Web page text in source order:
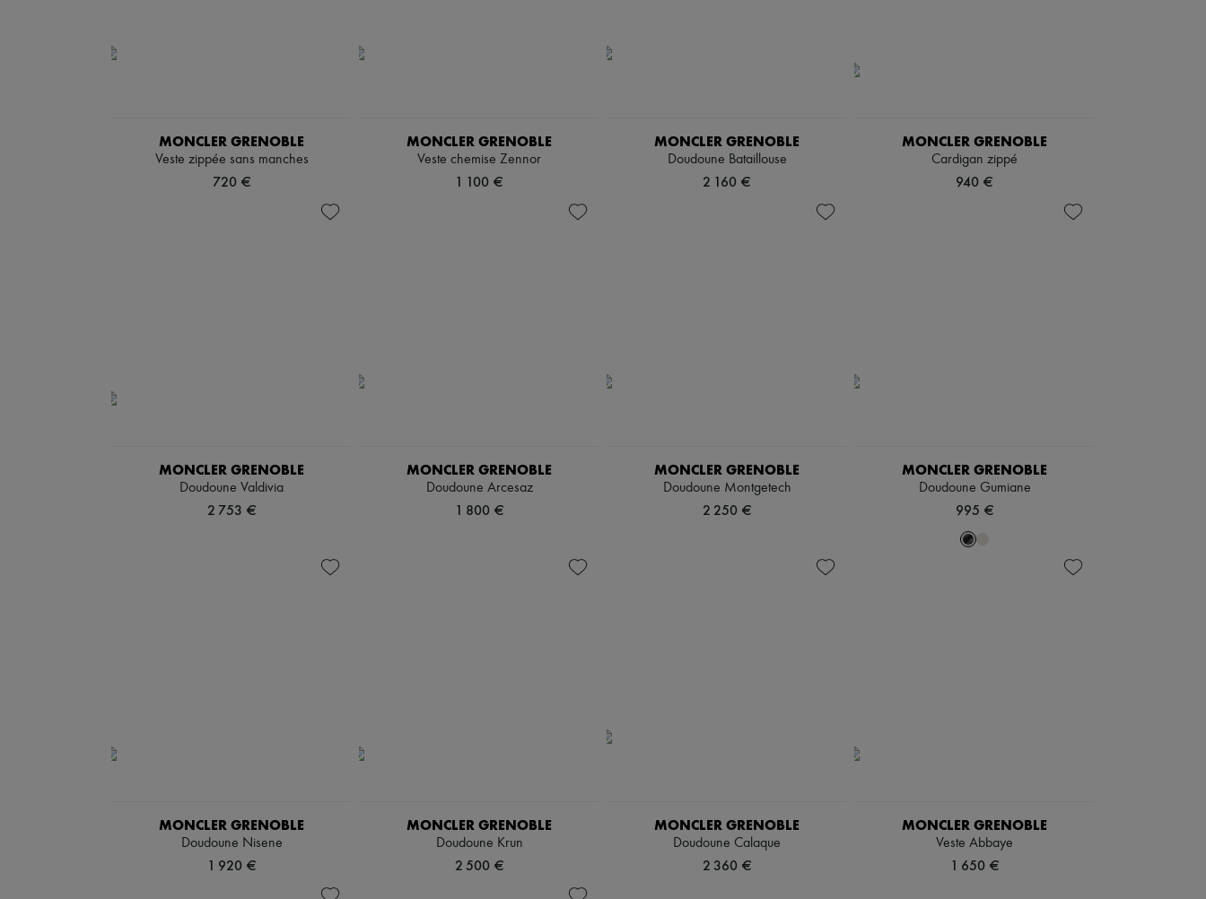
MONCLER GRENOBLE
Veste zippée sans manches
720 €
MONCLER GRENOBLE
Veste chemise Zennor
1 100 €
MONCLER GRENOBLE
Doudoune Bataillouse
2 160 €
MONCLER GRENOBLE
Cardigan zippé
940 €
MONCLER GRENOBLE
Doudoune Valdivia
2 753 €
MONCLER GRENOBLE
Doudoune Arcesaz
1 800 €
MONCLER GRENOBLE
Doudoune Montgetech
2 250 €
MONCLER GRENOBLE
Doudoune Gumiane
995 €
MONCLER GRENOBLE
Doudoune Nisene
1 920 €
MONCLER GRENOBLE
Doudoune Krun
2 500 €
MONCLER GRENOBLE
Doudoune Calaque
2 360 €
MONCLER GRENOBLE
Veste Abbaye
1 650 €